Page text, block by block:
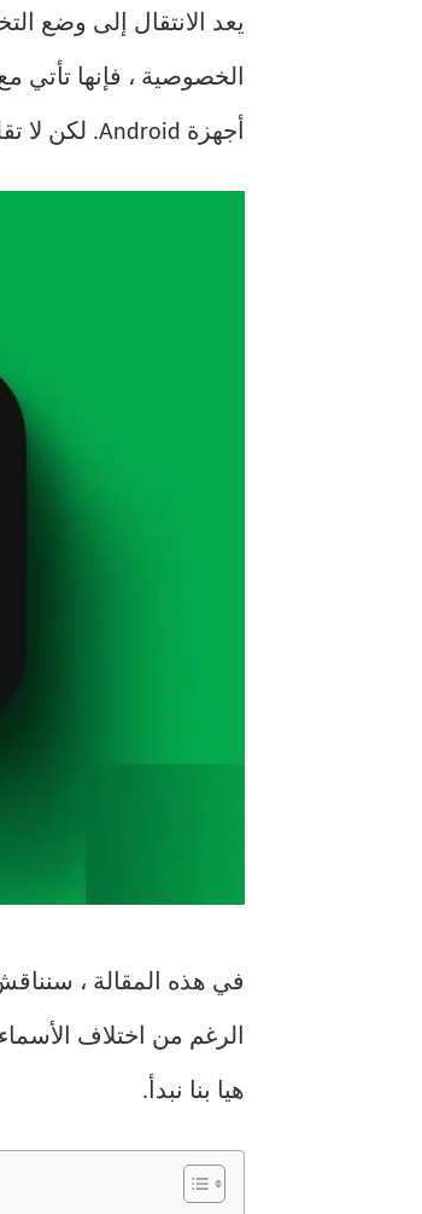
يعد الانتقال إلى وضع
الخصوصية ، فإنها تأتي
أجهزة Android. لكن لا تقلق ، لأننا سنعرض لك حلاً يمكنك من خلاله التقاط لقطات شاشة في وضع التصفح المتخفي على Android.
الرغم من اختلاف
هيا بنا نبدأ.